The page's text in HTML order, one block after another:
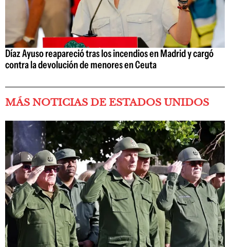
Díaz Ayuso reapareció tras los incendios en Madrid y cargó
contra la devolución de menores en Ceuta
MÁS NOTICIAS DE ESTADOS UNIDOS